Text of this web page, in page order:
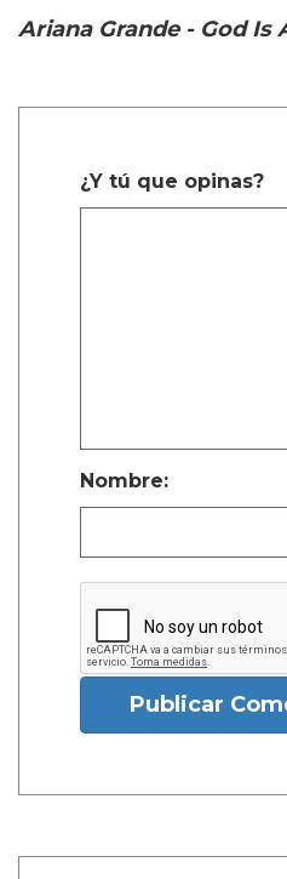
Ariana Grande - God Is
¿Y tú que opinas?
Nombre:
Publicar